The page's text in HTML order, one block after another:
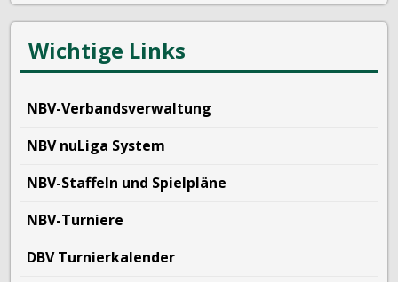
Wichtige Links
NBV-Verbandsverwaltung
NBV nuLiga System
NBV-Staffeln und Spielpläne
NBV-Turniere
DBV Turnierkalender